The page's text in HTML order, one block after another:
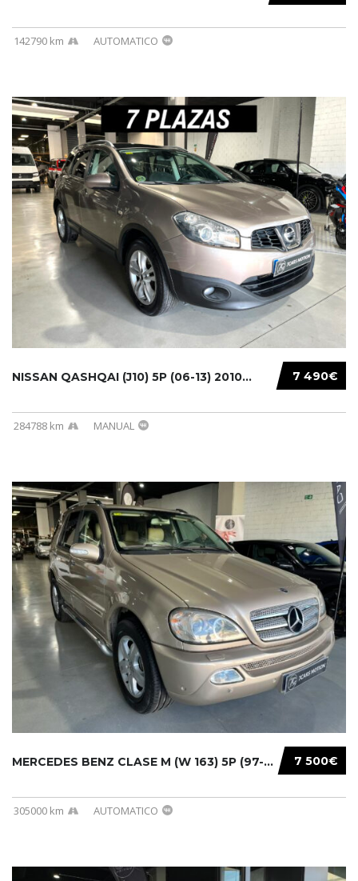
142790 km AUTOMATICO
7 490€
NISSAN QASHQAI (J10) 5P (06-13) 2010...
284788 km MANUAL
7 500€
MERCEDES BENZ CLASE M (W 163) 5P (97-05) 200...
305000 km AUTOMATICO